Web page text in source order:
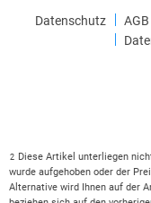
Datenschutz AGB
2
Diese Artikel unterliegen
wurde aufgehoben oder der
Alternative wird Ihnen auf der